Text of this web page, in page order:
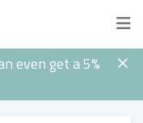
even get a 5%